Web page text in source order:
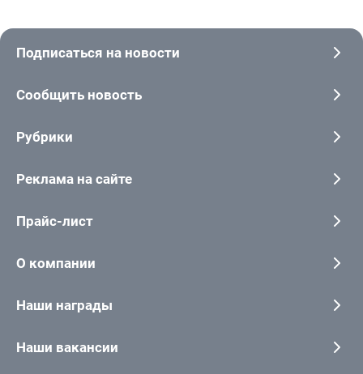
Подписаться на новости
Сообщить новость
Рубрики
Реклама на сайте
Прайс-лист
О компании
Наши награды
Наши вакансии